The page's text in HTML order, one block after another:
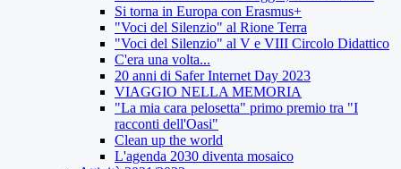
Si torna in Europa con Erasmus+
"Voci del Silenzio" al Rione Terra
"Voci del Silenzio" al V e VIII Circolo Didattico
C'era una volta...
20 anni di Safer Internet Day 2023
VIAGGIO NELLA MEMORIA
"La mia cara pelosetta" primo premio tra "I
racconti dell'Oasi"
Clean up the world
L'agenda 2030 diventa mosaico